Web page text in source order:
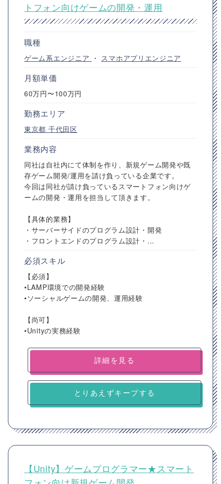
トフォン向けゲームの開発・運用
職種
ゲーム系エンジニア ・ スマホアプリエンジニア
月額単価
60万円〜100万円
勤務エリア
東京都 千代田区
業務内容
同社は自社内にて体制を作り、新規ゲーム開発や既
存ゲーム開発/運用を請け負っている企業です。
今回は同社が請け負っているスマートフォン向けゲ
ームの開発・運用を担当して頂きます。
【具体的業務】
・サーバーサイドのプログラム設計・開発
・フロントエンドのプログラム設計・...
必須スキル
【必須】
•LAMP環境での開発経験
•ソーシャルゲームの開発、運用経験
【尚可】
•Unityの実務経験
詳細を見る
とりあえずキープする
【Unity】ゲームプログラマー★スマート